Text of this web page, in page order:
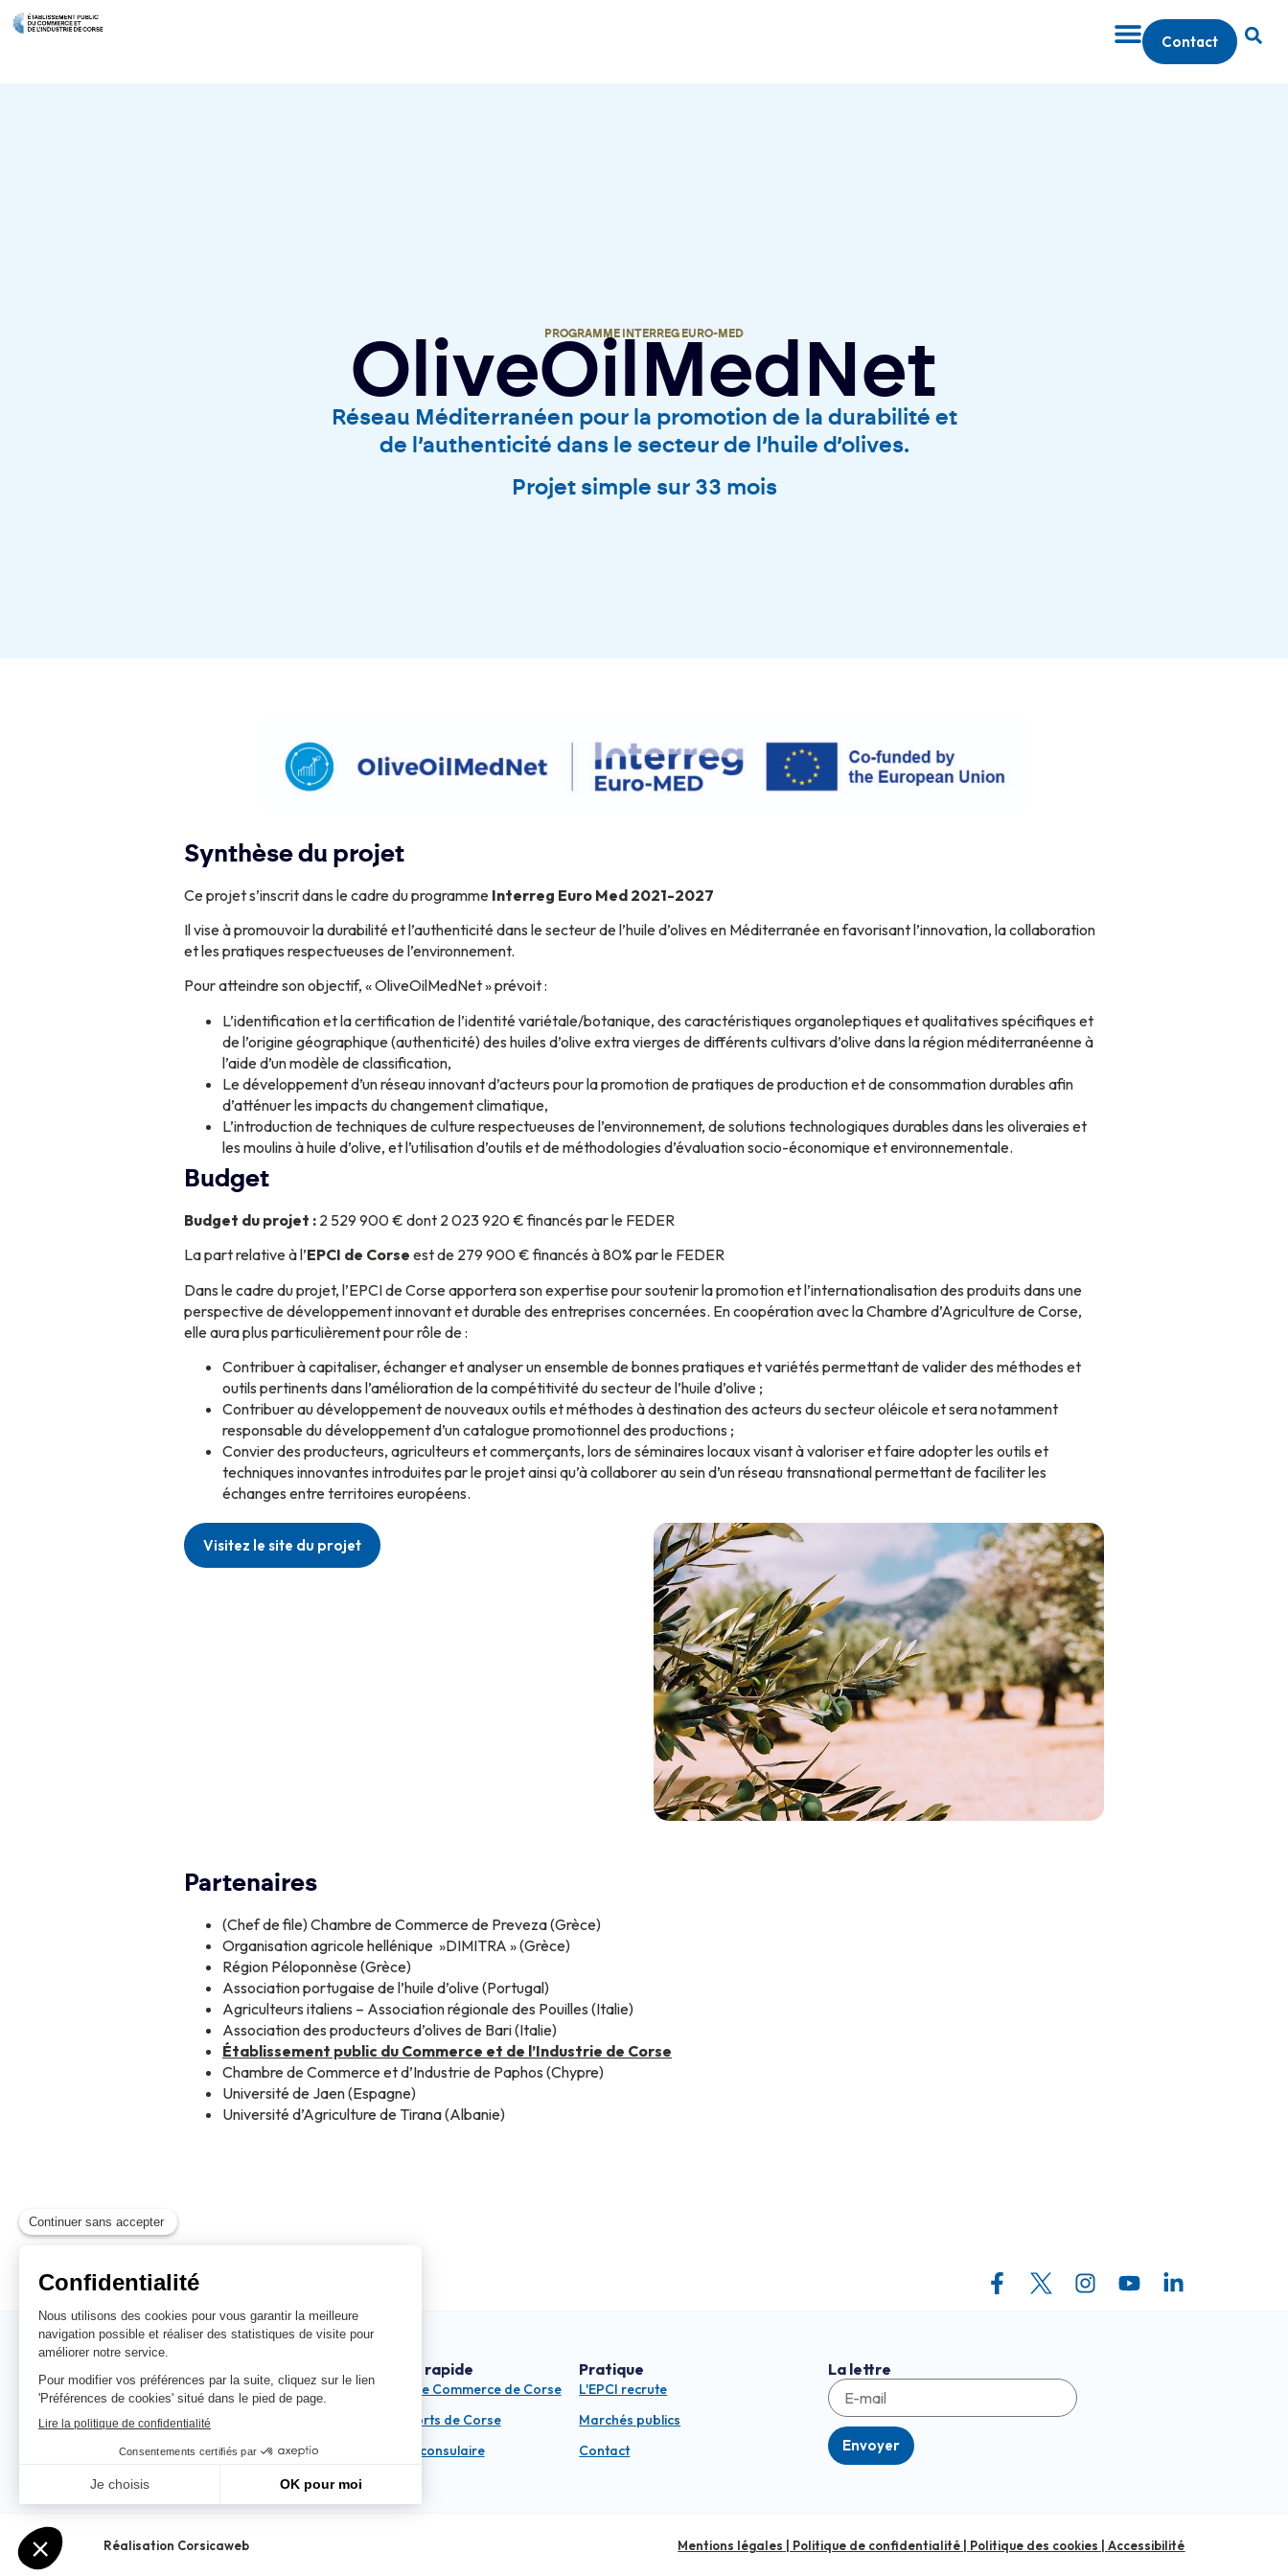
Contact
PROGRAMME INTERREG EURO-MED
OliveOilMedNet
Réseau Méditerranéen pour la promotion de la durabilité et
de l’authenticité dans le secteur de l’huile d’olives.
Projet simple sur 33 mois
Synthèse du projet
Ce projet s’inscrit dans le cadre du programme Interreg Euro Med 2021-2027
Il vise à promouvoir la durabilité et l’authenticité dans le secteur de l’huile d’olives en Méditerranée en favorisant l’innovation, la collaboration
et les pratiques respectueuses de l’environnement.
Pour atteindre son objectif, « OliveOilMedNet » prévoit :
L’identification et la certification de l’identité variétale/botanique, des caractéristiques organoleptiques et qualitatives spécifiques et
de l’origine géographique (authenticité) des huiles d’olive extra vierges de différents cultivars d’olive dans la région méditerranéenne à
l’aide d’un modèle de classification,
Le développement d’un réseau innovant d’acteurs pour la promotion de pratiques de production et de consommation durables afin
d’atténuer les impacts du changement climatique,
L’introduction de techniques de culture respectueuses de l’environnement, de solutions technologiques durables dans les oliveraies et
les moulins à huile d’olive, et l’utilisation d’outils et de méthodologies d’évaluation socio-économique et environnementale.
Budget
Budget du projet : 2 529 900 € dont 2 023 920 € financés par le FEDER
La part relative à l’EPCI de Corse est de 279 900 € financés à 80% par le FEDER
Dans le cadre du projet, l’EPCI de Corse apportera son expertise pour soutenir la promotion et l’internationalisation des produits dans une
perspective de développement innovant et durable des entreprises concernées. En coopération avec la Chambre d’Agriculture de Corse,
elle aura plus particulièrement pour rôle de :
Contribuer à capitaliser, échanger et analyser un ensemble de bonnes pratiques et variétés permettant de valider des méthodes et
outils pertinents dans l’amélioration de la compétitivité du secteur de l’huile d’olive ;
Contribuer au développement de nouveaux outils et méthodes à destination des acteurs du secteur oléicole et sera notamment
responsable du développement d’un catalogue promotionnel des productions ;
Convier des producteurs, agriculteurs et commerçants, lors de séminaires locaux visant à valoriser et faire adopter les outils et
techniques innovantes introduites par le projet ainsi qu’à collaborer au sein d’un réseau transnational permettant de faciliter les
échanges entre territoires européens.
Visitez le site du projet
Partenaires
(Chef de file) Chambre de Commerce de Preveza (Grèce)
Organisation agricole hellénique »DIMITRA » (Grèce)
Région Péloponnèse (Grèce)
Association portugaise de l’huile d’olive (Portugal)
Agriculteurs italiens – Association régionale des Pouilles (Italie)
Association des producteurs d’olives de Bari (Italie)
Établissement public du Commerce et de l’Industrie de Corse
Chambre de Commerce et d’Industrie de Paphos (Chypre)
Université de Jaen (Espagne)
Université d’Agriculture de Tirana (Albanie)
BASTIA : 04 95 54 44 44
AJACCIO : 04 95 51 55 55
Accès rapide
Ports de Commerce de Corse
Aéroports de Corse
Fichier consulaire
Pratique
L'EPCI recrute
Marchés publics
Contact
La lettre
Envoyer
Réalisation Corsicaweb Mentions légales Politique de confidentialité Politique des cookies |Accessibilité